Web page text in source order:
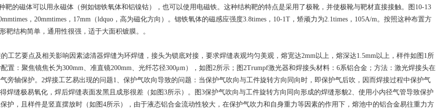
靶的磁体可以用永磁体（例如锶铁氧体和铝镍钴），也可以使用电磁铁。这种结构靶的特点是采用了极靴，并使极靴与靶材直接接触。图10-13
，20mmtimes，17mm（ldquo，高为磁化方向）。锶铁氧体的磁感应强度3.8times，10-1T，矫顽力为2.1times，105A/m。按照这种布置方
靶结构简单，通用性很强，适于大面积镀膜。。
工艺要点及相关影响因素滤清器焊缝为环焊缝，接头为锁底对接，要求焊缝表观均匀美观，熔宽达2mm以上，熔深达1.5mm以上，样件如图1所
置：聚焦镜焦长为300mm、准直镜200mm、光纤芯径300μm），如图2所示；图2Trumpf激光器和焊接头材料：6系铝合金；方法：激光焊接头在
旁轴保护。2焊接工艺易出现的问题1、保护气吹向导致的问题：当保护气吹向与工件旋转方向同向时，即保护气后吹，因而焊接过程中保护气
缝极易氧化，焊后焊缝表面发黑且成形很差（如图3所示）。图3保护气吹向与工件旋转方向同向形成的焊缝形貌2、使用小内径气管导致保护
护，且样件是竖直摆放时（如图4所示），由于液态铝合金流动性较大，在保护气吹力和自身重力等因素的作用下，熔池中的铝合金易往重力方